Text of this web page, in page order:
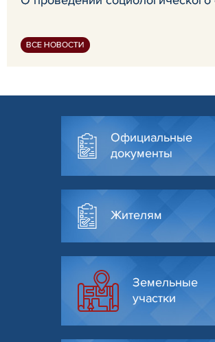
ВСЕ НОВОСТИ
Официальные
документы
Жителям
Земельные
участки